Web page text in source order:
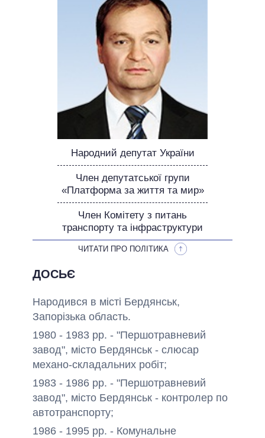
НЕВИКОНАНІ ОБІЦЯНКИ
ОБІЦЯНКИ У ПРОЦЕСІ
ВСІ ОБІЦЯНКИ
АРХІВНІ ОБІЦЯНКИ
Народний депутат України
Член депутатської групи
«Платформа за життя та мир»
Член Комітету з питань
транспорту та інфраструктури
ЧИТАТИ ПРО ПОЛІТИКА
ДОСЬЄ
Народився в місті Бердянськ,
Запорізька область.
1980 - 1983 рр. - "Першотравневий
завод", місто Бердянськ - слюсар
механо-складальних робіт;
1983 - 1986 рр. - "Першотравневий
завод", місто Бердянськ - контролер по
автотранспорту;
1986 - 1995 рр. - Комунальне